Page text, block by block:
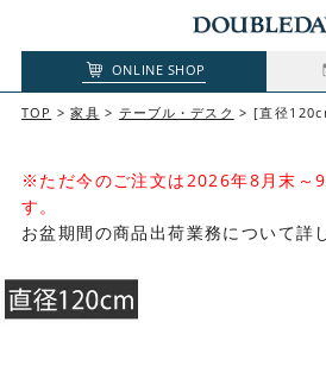
ONLINE SHOP
TOP 家具 テーブル・デスク [直径
※ただ今のご注文は2026年8月末～
す。
お盆期間の商品出荷業務について詳